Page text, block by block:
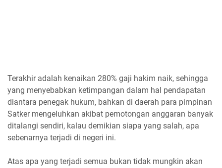
Terakhir adalah kenaikan 280% gaji hakim naik, sehingga
yang menyebabkan ketimpangan dalam hal pendapatan
diantara penegak hukum, bahkan di daerah para pimpinan
Satker mengeluhkan akibat pemotongan anggaran banyak
ditalangi sendiri, kalau demikian siapa yang salah, apa
sebenarnya terjadi di negeri ini.
Atas apa yang terjadi semua bukan tidak mungkin akan